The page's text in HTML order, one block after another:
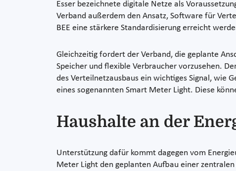
Esser bezeichnete digitale Netze als
Verband außerdem den Ansatz, Software für
BEE eine stärkere Standardisierung erreicht
Gleichzeitig fordert der Verband, die geplante
Speicher und flexible Verbraucher vorzusehen.
des Verteilnetzausbaus ein wichtiges Signal, wie
eines sogenannten Smart Meter Light. Diese
Haushalte an der
Unterstützung dafür kommt dagegen vom
Meter Light den geplanten Aufbau einer